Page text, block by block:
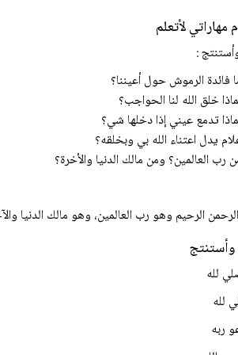
لأتعلم
:
فائدة الرموش حول أعيننا؟
خلق الله لنا الحواجب؟
تدمع عيني إذا دخلها شي؟
يدل اعتناء الله بي وبخلقه؟
رب العالمين؟ ومن مالك الدنيا والأخرة؟
الرحيم وهو رب العالمين، وهو مالك الدنيا
وأستنتج
لله
لله
ربه